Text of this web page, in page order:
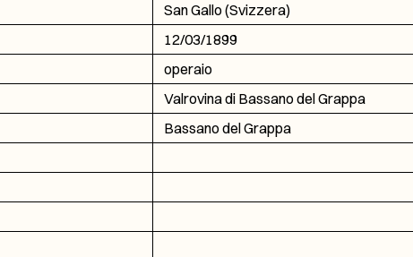
San Gallo (Svizzera)
12/03/1899
operaio
Valrovina di Bassano del Grappa
Bassano del Grappa